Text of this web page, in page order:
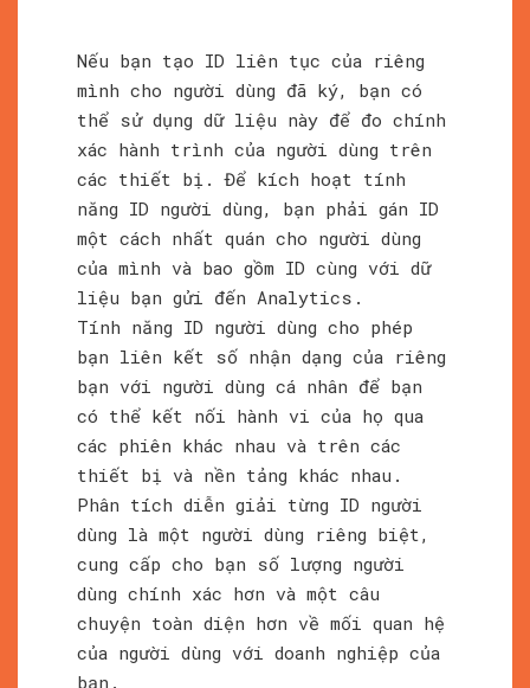
Nếu bạn tạo ID liên tục của riêng
mình cho người dùng đã ký, bạn có
thể sử dụng dữ liệu này để đo chính
xác hành trình của người dùng trên
các thiết bị. Để kích hoạt tính
năng ID người dùng, bạn phải gán ID
một cách nhất quán cho người dùng
của mình và bao gồm ID cùng với dữ
liệu bạn gửi đến Analytics.
Tính năng ID người dùng cho phép
bạn liên kết số nhận dạng của riêng
bạn với người dùng cá nhân để bạn
có thể kết nối hành vi của họ qua
các phiên khác nhau và trên các
thiết bị và nền tảng khác nhau.
Phân tích diễn giải từng ID người
dùng là một người dùng riêng biệt,
cung cấp cho bạn số lượng người
dùng chính xác hơn và một câu
chuyện toàn diện hơn về mối quan hệ
của người dùng với doanh nghiệp của
bạn.